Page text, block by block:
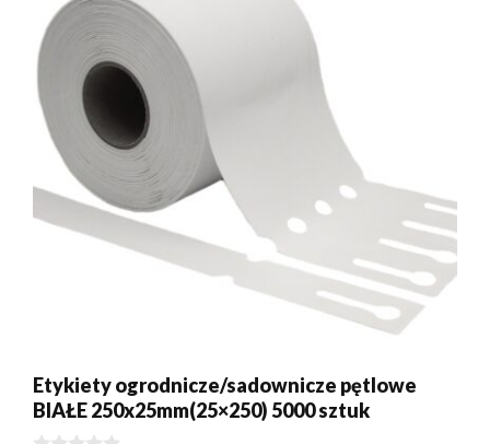
Etykiety ogrodnicze/sadownicze pętlowe
BIAŁE 250x25mm(25×250) 5000 sztuk